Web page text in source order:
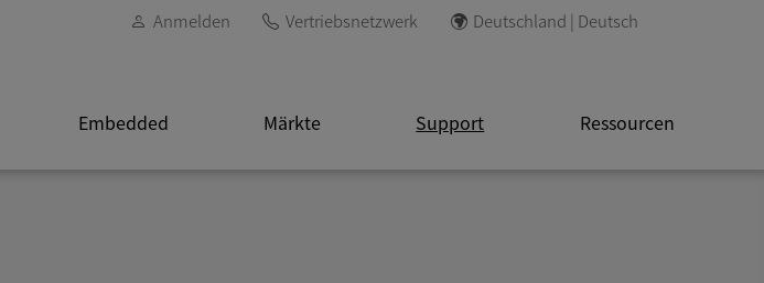
Anmelden Vertriebsnetzwerk Deutschland | Deutsch
Embedded Märkte Support Ressourcen